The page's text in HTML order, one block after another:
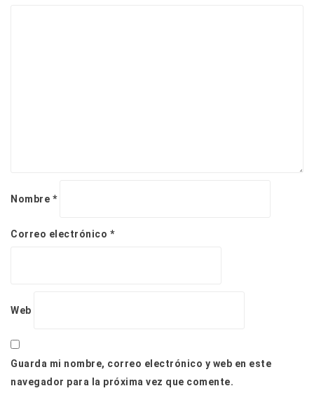
Nombre *
Correo electrónico *
Web
Guarda mi nombre, correo electrónico y web en este
navegador para la próxima vez que comente.